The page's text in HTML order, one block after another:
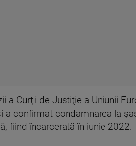
a Curţii de Justiţie a Uniunii
a confirmat condamnarea la
fiind încarcerată în iunie 2022.